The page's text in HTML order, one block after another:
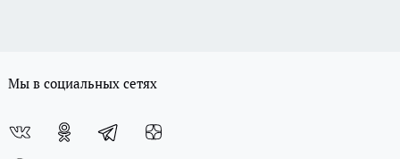
Мы в социальных сетях